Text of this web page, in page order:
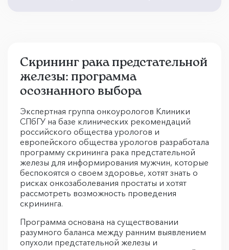
Скрининг рака предстательной
железы: программа
осознанного выбора
Экспертная группа онкоурологов Клиники
СПбГУ на базе клинических рекомендаций
российского общества урологов и
европейского общества урологов разработала
программу скрининга рака предстательной
железы для информирования мужчин, которые
беспокоятся о своем здоровье, хотят знать о
рисках онкозаболевания простаты и хотят
рассмотреть возможность проведения
скрининга.
Программа основана на существовании
разумного баланса между ранним выявлением
опухоли предстательной железы и